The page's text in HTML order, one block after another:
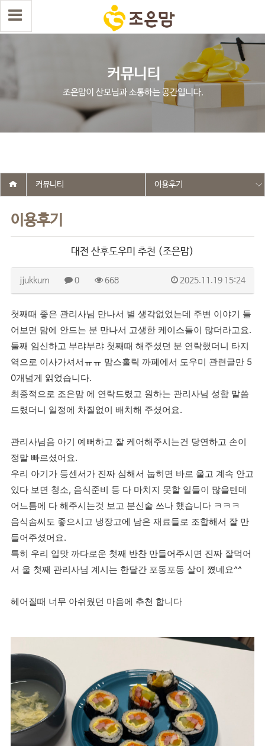
select wr_id, wr_subject from g5_write_m05_04 where wr_is_comment
= 0 and wr_datetime <= '2025-11-19 15:24:07' and wr_id <> '2645'
order by wr_datetime desc limit 1 asdasf
이용후기
커뮤니티 이용후기
대전 산후도우미 추천 (조은맘)
jjukkum 0 668 2025.11.19 15:24
첫째때 좋은 관리사님 만나서 별 생각없었는데 주변 이야기 들
어보면 맘에 안드는 분 만나서 고생한 케이스들이 많더라고요.
둘째 임신하고 부랴부랴 첫째때 해주셨던 분 연락했더니 타지
역으로 이사가셔서ㅠㅠ 맘스홀릭 까페에서 도우미 관련글만 5
0개넘게 읽었습니다.
최종적으로 조은맘 에 연락드렸고 원하는 관리사님 성함 말씀
드렸더니 일정에 차질없이 배치해 주셨어요.
관리사님음 아기 예뻐하고 잘 케어해주시는건 당연하고 손이
정말 빠르셨어요.
우리 아기가 등센서가 진짜 심해서 눕히면 바로 울고 계속 안고
있다 보면 청소, 음식준비 등 다 마치지 못할 일들이 많을텐데
어느틈에 다 해주시는것 보고 분신술 쓰나 했습니다 ㅋㅋㅋ
음식솜씨도 좋으시고 냉장고에 남은 재료들로 조합해서 잘 만
들어주셨어요.
특히 우리 입맛 까다로운 첫째 반찬 만들어주시면 진짜 잘먹어
서 울 첫째 관리사님 계시는 한달간 포동포동 살이 쪘네요^^
헤어질때 너무 아쉬웠던 마음에 추천 합니다